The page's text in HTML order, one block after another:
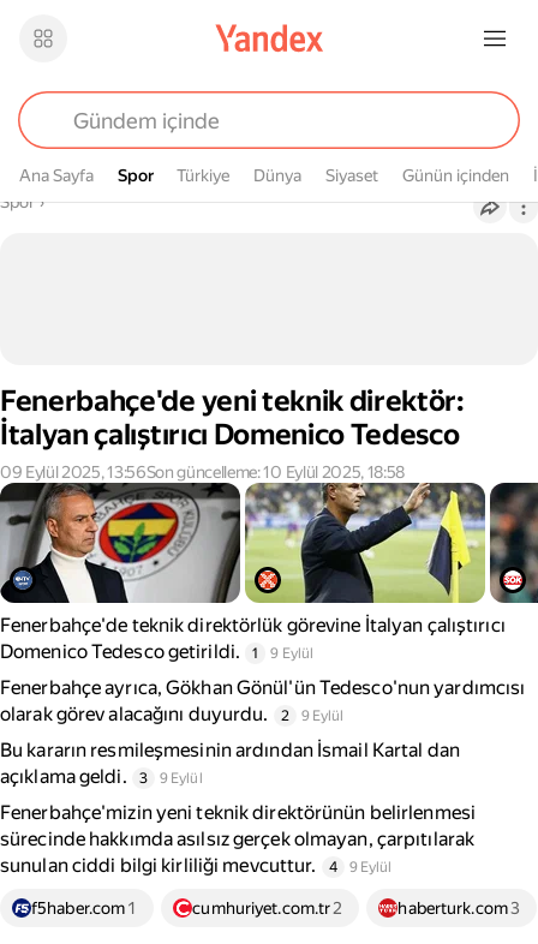
Ana Sayfa Spor
Spor Türkiye Dünya Siyaset Günün içinden
Buradasın
Spor›
Fenerbahçe'de yeni teknik direktör:
İtalyan çalıştırıcı Domenico Tedesco
09 Eylül 2025, 13:56Son güncelleme: 10 Eylül 2025, 18:58
Fenerbahçe'de teknik direktörlük görevine İtalyan çalıştırıcı
Domenico Tedesco getirildi.
1 9 Eylül
Fenerbahçe ayrıca, Gökhan Gönül'ün Tedesco'nun yardımcısı
olarak görev alacağını duyurdu.
2 9 Eylül
Bu kararın resmileşmesinin ardından İsmail Kartal dan
açıklama geldi.
3 9 Eylül
Fenerbahçe'mizin yeni teknik direktörünün belirlenmesi
sürecinde hakkımda asılsız gerçek olmayan, çarpıtılarak
sunulan ciddi bilgi kirliliği mevcuttur.
4 9 Eylül
f5haber.com1 cumhuriyet.com.tr2 haberturk.com3